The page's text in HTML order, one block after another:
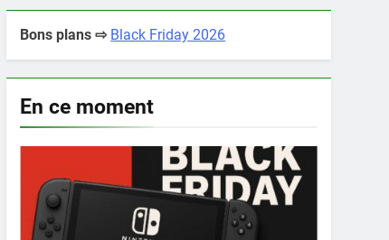
Bons plans ⇨ Black Friday 2026
En ce moment